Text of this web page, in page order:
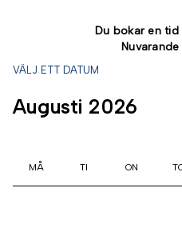
Du bokar en
VÄLJ ETT DATUM
Augusti 2026
MÅ TI ON